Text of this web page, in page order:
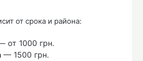
от срока и района:
от 1000 грн.
— 1500 грн.